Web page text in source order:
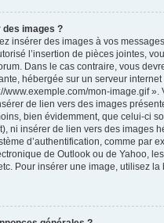
des images ?
insérer des images à vos
l’insertion de pièces jointes,
Dans le cas contraire, vous
hébergée sur un serveur
www.exemple.com/mon-image.gif ».
de lien vers des images
bien évidemment, que celui-ci
ni insérer de lien vers des images
d’authentification, comme par
de Outlook ou de Yahoo,
Pour insérer une image, utilisez